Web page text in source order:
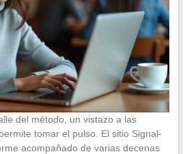
del método, un vistazo a las
tomar el pulso. El sitio Signal-
acompañado de varias decenas